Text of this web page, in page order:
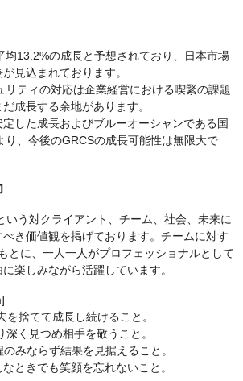
均13.2%の成長と予想されており、日本市場
見込まれております。
リティの対応は企業経営における喫緊の課題
成長する余地があります。
した成長およびブルーオーシャンである国
り、今後のGRCSの成長可能性は無限大で
いう対クライアント、チーム、社会、未来に
き価値観を掲げております。チームに対す
とに、一人一人がプロフェッショナルとして
楽しみながら活躍しています。
てて成⻑し続けること。
見つめ相手を敬うこと。
ならず結果を見据えること。
でも笑顔を忘れないこと。